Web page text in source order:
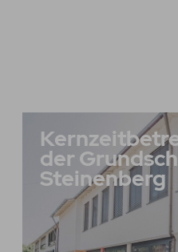
der
Steinenberg